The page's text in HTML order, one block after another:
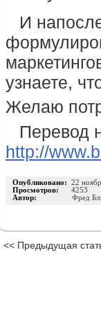
И
узнаете,
Желаю
Перевод
http://
Опубликовано: 22
Просмотров: 4253
Автор:
Фред
<< Предыдущая